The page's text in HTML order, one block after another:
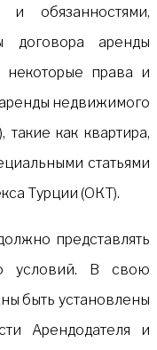
обязанностями,
договора аренды
права и
недвижимого
как квартира,
статьями
Турции (ОКТ).
представлять
условий. В свою
быть установлены
Арендодателя и